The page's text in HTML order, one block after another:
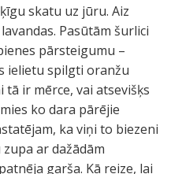
skatu uz jūru. Aiz
Pasūtām šurlici
pārsteigumu –
ielietu spilgti oranžu
ir mērce, vai atsevišķs
ko dara pārējie
ka viņi to biezeni
ar dažādām
garša. Kā reize, lai